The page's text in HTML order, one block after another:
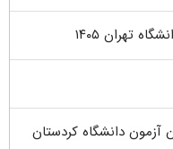
تهران ۱۴۰۵
آزمون دانشگاه کردستان